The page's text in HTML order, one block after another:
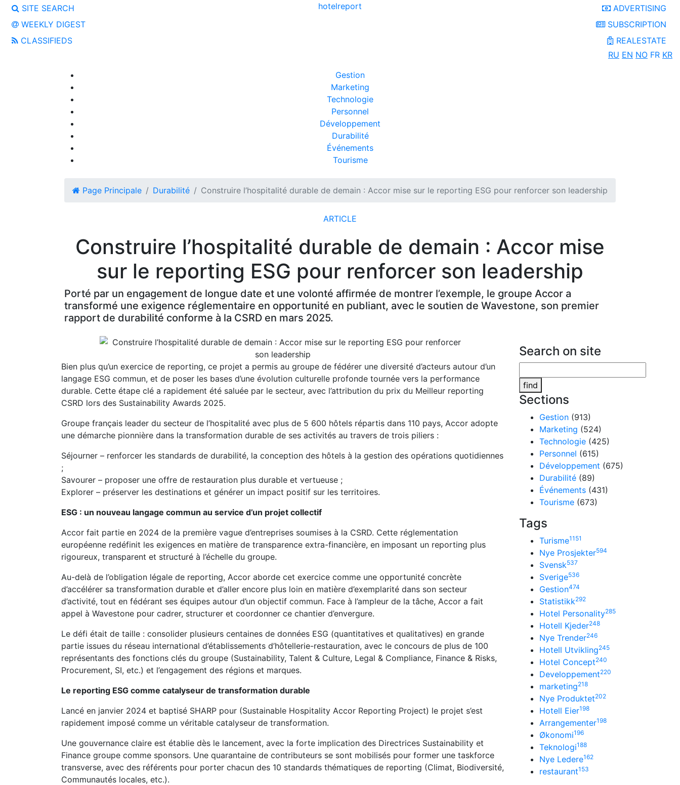
hotelreport
SITE SEARCH
WEEKLY DIGEST
CLASSIFIEDS
ADVERTISING
SUBSCRIPTION
REALESTATE
RU EN NO FR KR
Gestion
Marketing
Technologie
Personnel
Développement
Durabilité
Événements
Tourisme
Page Principale Durabilité Construire l’hospitalité durable de demain : Accor mise sur le reporting ESG pour renforcer son leadership
ARTICLE
Construire l’hospitalité durable de demain : Accor mise
sur le reporting ESG pour renforcer son leadership
Porté par un engagement de longue date et une volonté affirmée de montrer l’exemple, le groupe Accor a
transformé une exigence réglementaire en opportunité en publiant, avec le soutien de Wavestone, son premier
rapport de durabilité conforme à la CSRD en mars 2025.
Bien plus qu’un exercice de reporting, ce projet a permis au groupe de fédérer une diversité d’acteurs autour d’un
langage ESG commun, et de poser les bases d’une évolution culturelle profonde tournée vers la performance
durable. Cette étape clé a rapidement été saluée par le secteur, avec l’attribution du prix du Meilleur reporting
CSRD lors des Sustainability Awards 2025.
Groupe français leader du secteur de l’hospitalité avec plus de 5 600 hôtels répartis dans 110 pays, Accor adopte
une démarche pionnière dans la transformation durable de ses activités au travers de trois piliers :
Séjourner – renforcer les standards de durabilité, la conception des hôtels à la gestion des opérations quotidiennes
;
Savourer – proposer une offre de restauration plus durable et vertueuse ;
Explorer – préserver les destinations et générer un impact positif sur les territoires.
ESG : un nouveau langage commun au service d’un projet collectif
Accor fait partie en 2024 de la première vague d’entreprises soumises à la CSRD. Cette réglementation
européenne redéfinit les exigences en matière de transparence extra-financière, en imposant un reporting plus
rigoureux, transparent et structuré à l’échelle du groupe.
Au-delà de l’obligation légale de reporting, Accor aborde cet exercice comme une opportunité concrète
d’accélérer sa transformation durable et d’aller encore plus loin en matière d’exemplarité dans son secteur
d’activité, tout en fédérant ses équipes autour d’un objectif commun. Face à l’ampleur de la tâche, Accor a fait
appel à Wavestone pour cadrer, structurer et coordonner ce chantier d’envergure.
Le défi était de taille : consolider plusieurs centaines de données ESG (quantitatives et qualitatives) en grande
partie issues du réseau international d’établissements d’hôtellerie-restauration, avec le concours de plus de 100
représentants des fonctions clés du groupe (Sustainability, Talent & Culture, Legal & Compliance, Finance & Risks,
Procurement, SI, etc.) et l’engagement des régions et marques.
Le reporting ESG comme catalyseur de transformation durable
Lancé en janvier 2024 et baptisé SHARP pour (Sustainable Hospitality Accor Reporting Project) le projet s’est
rapidement imposé comme un véritable catalyseur de transformation.
Une gouvernance claire est établie dès le lancement, avec la forte implication des Directrices Sustainability et
Finance groupe comme sponsors. Une quarantaine de contributeurs se sont mobilisés pour former une taskforce
transverse, avec des référents pour porter chacun des 10 standards thématiques de reporting (Climat, Biodiversité,
Communautés locales, etc.).
Search on site
find
Sections
Gestion (913)
Marketing (524)
Technologie (425)
Personnel (615)
Développement (675)
Durabilité (89)
Événements (431)
Tourisme (673)
Tags
Turisme1151
Nye Prosjekter594
Svensk537
Sverige536
Gestion474
Statistikk292
Hotel Personality285
Hotell Kjeder248
Nye Trender246
Hotell Utvikling245
Hotel Concept240
Developpement220
marketing218
Nye Produktet202
Hotell Eier198
Arrangementer198
Økonomi196
Teknologi188
Nye Ledere162
restaurant153